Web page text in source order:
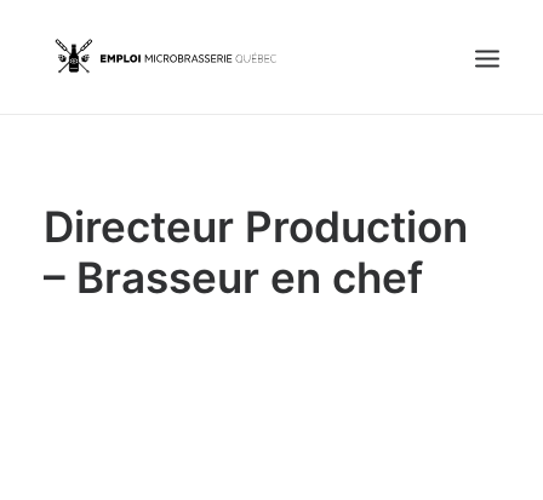
Emplois
Candidats
Directeur Production
– Brasseur en chef